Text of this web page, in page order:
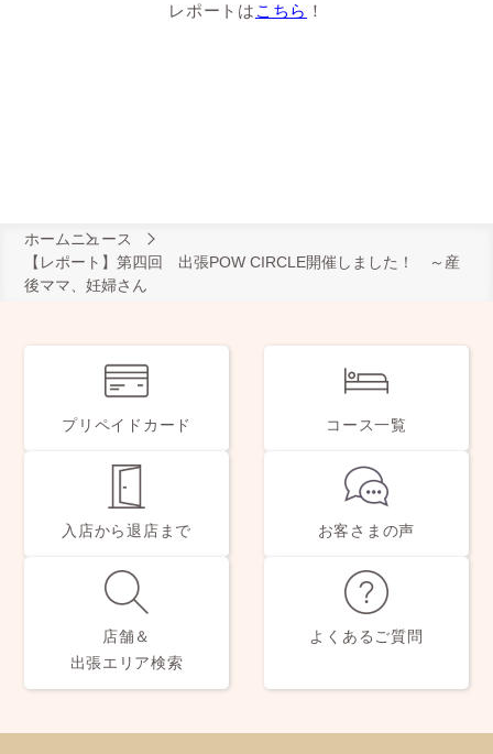
レポートは こちら ！
ホーム ニュース
【レポート】第四回 出張POW CIRCLE開催しました！ ～産
後ママ、妊婦さん
プリペイドカード コース一覧
入店から退店まで お客さまの声
店舗＆
出張エリア検索
よくあるご質問